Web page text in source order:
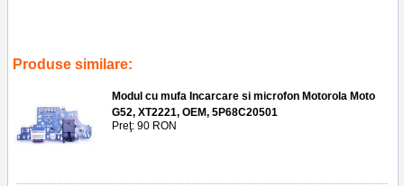
Produse similare:
Modul cu mufa Incarcare si microfon Motorola Moto
G52, XT2221, OEM, 5P68C20501
Preţ: 90 RON